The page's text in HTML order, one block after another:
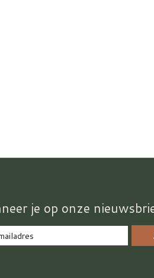
je op onze